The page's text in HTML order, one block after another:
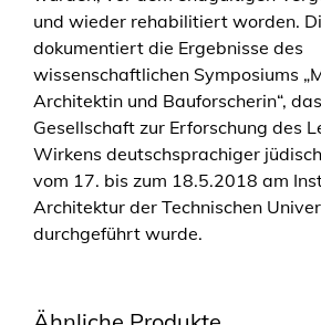
u
n
d
B
a
u
f
o
und wieder rehabilitiert worden.
dokumentiert die Ergebnisse des
wissenschaftlichen Symposiums
Architektin und Bauforscherin“,
Gesellschaft zur Erforschung des
Wirkens deutschsprachiger
vom 17. bis zum 18.5.2018 am
Architektur der Technischen
durchgeführt wurde.